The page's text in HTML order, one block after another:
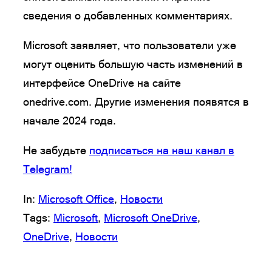
сведения о добавленных комментариях.
Microsoft заявляет, что пользователи уже
могут оценить большую часть изменений в
интерфейсе OneDrive на сайте
onedrive.com. Другие изменения появятся в
начале 2024 года.
Не забудьте подписаться на наш канал в
Telegram!
In: Microsoft Office, Новости
Tags: Microsoft, Microsoft OneDrive
OneDrive, Новости